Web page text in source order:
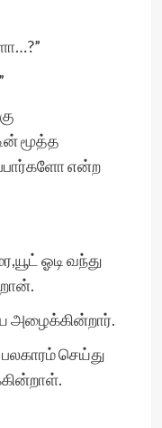
மூத்த
என்ற
ஓடி வந்து
அழைக்கின்றார்.
செய்து